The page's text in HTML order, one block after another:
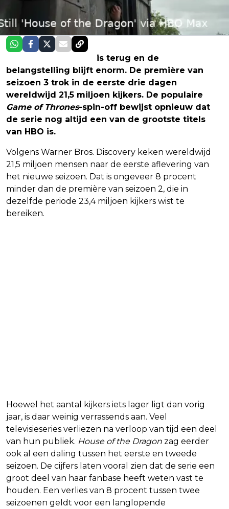
is terug en de
belangstelling blijft enorm. De première van
seizoen 3 trok in de eerste drie dagen
wereldwijd 21,5 miljoen kijkers. De populaire
Game of Thrones-spin-off bewijst opnieuw dat
de serie nog altijd een van de grootste titels
van HBO is.
Volgens Warner Bros. Discovery keken wereldwijd
21,5 miljoen mensen naar de eerste aflevering van
het nieuwe seizoen. Dat is ongeveer 8 procent
minder dan de première van seizoen 2, die in
dezelfde periode 23,4 miljoen kijkers wist te
bereiken.
Hoewel het aantal kijkers iets lager ligt dan vorig
jaar, is daar weinig verrassends aan. Veel
televisieseries verliezen na verloop van tijd een deel
van hun publiek. House of the Dragon zag eerder
ook al een daling tussen het eerste en tweede
seizoen. De cijfers laten vooral zien dat de serie een
groot deel van haar fanbase heeft weten vast te
houden. Een verlies van 8 procent tussen twee
seizoenen geldt voor een langlopende